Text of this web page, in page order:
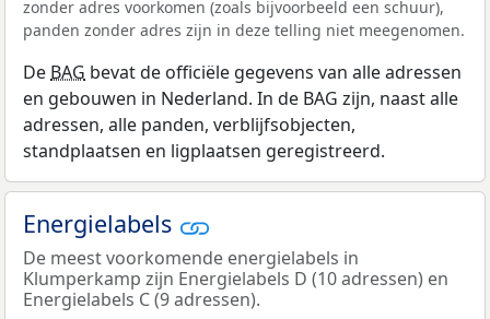
zonder adres voorkomen (zoals bijvoorbeeld een schuur),
panden zonder adres zijn in deze telling niet meegenomen.
De BAG bevat de officiële gegevens van alle adressen
en gebouwen in Nederland. In de BAG zijn, naast alle
adressen, alle panden, verblijfsobjecten,
standplaatsen en ligplaatsen geregistreerd.
Energielabels
De meest voorkomende energielabels in
Klumperkamp zijn Energielabels D (10 adressen) en
Energielabels C (9 adressen).